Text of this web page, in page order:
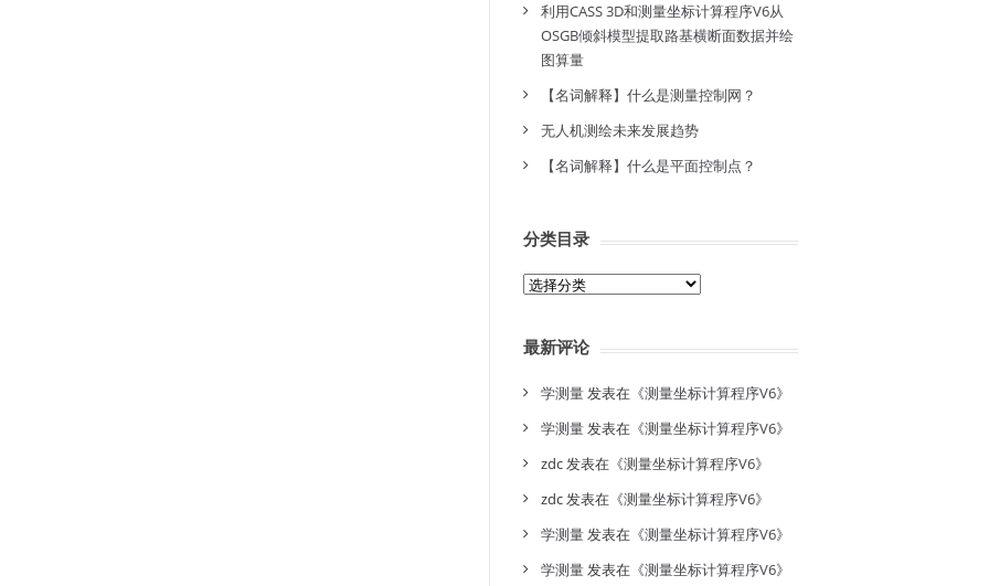
利用CASS 3D和测量坐标计算程序V6从
OSGB倾斜模型提取路基横断面数据并绘
图算量
【名词解释】什么是测量控制网？
无人机测绘未来发展趋势
【名词解释】什么是平面控制点？
分类目录
分
录
最新评论
学测量发表在《测量坐标计算程序V6》
学测量发表在《测量坐标计算程序V6》
zdc发表在《测量坐标计算程序V6》
zdc发表在《测量坐标计算程序V6》
学测量发表在《测量坐标计算程序V6》
学测量发表在《测量坐标计算程序V6》